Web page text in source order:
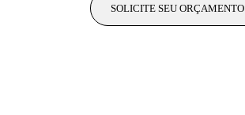
SOLICITE SEU ORÇAMENTO